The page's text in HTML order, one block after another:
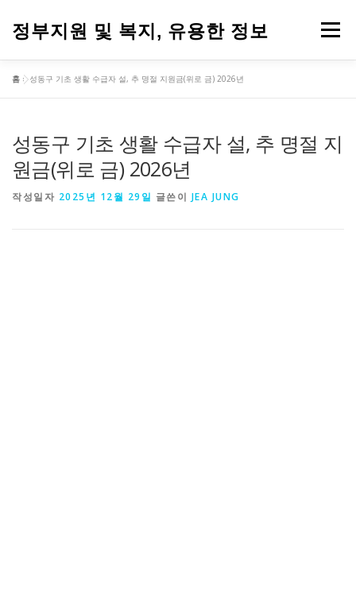
정부지원 및 복지, 유용한 정보 메뉴
홈 »성동구 기초 생활 수급자 설, 추 명절 지원금(위로 금) 2026년
성동구 기초 생활 수급자 설, 추 명절 지
원금(위로 금) 2026년
작성일자 2025년 12월 29일 글쓴이 JEA JUNG